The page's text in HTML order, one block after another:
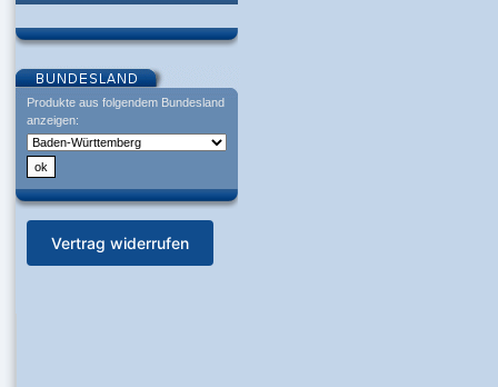
Produkte aus folgendem Bundesland
anzeigen:
Vertrag widerrufen